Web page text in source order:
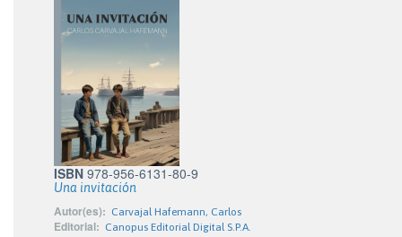
ISBN 978-956-6131-80-9
Una invitación
Autor(es): Carvajal Hafemann, Carlos
Editorial: Canopus Editorial Digital S.P.A.